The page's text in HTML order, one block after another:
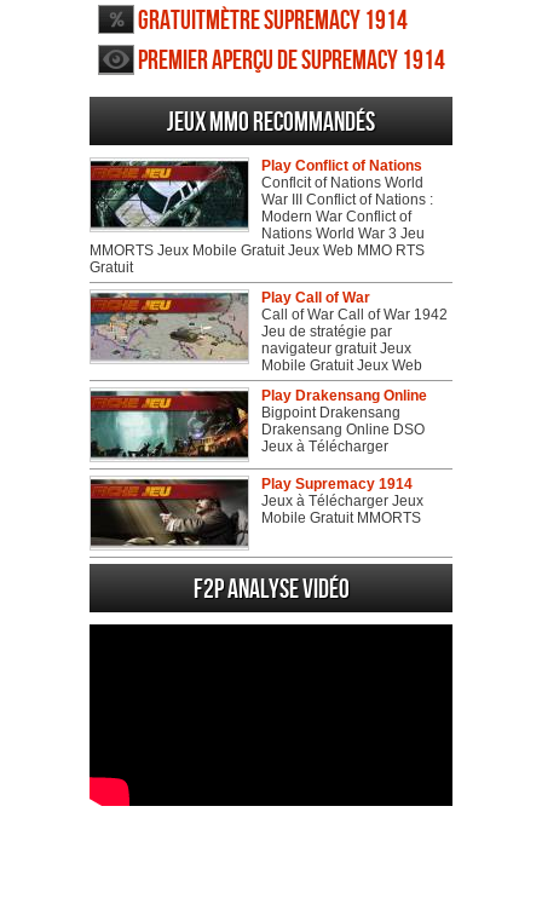
Gratuitmètre Supremacy 1914
Premier aperçu de Supremacy 1914
Jeux MMO recommandés
Play Conflict of Nations
Conflcit of Nations World
War III Conflict of Nations :
Modern War Conflict of
Nations World War 3 Jeu
MMORTS Jeux Mobile Gratuit Jeux Web MMO RTS
Gratuit
Play Call of War
Call of War Call of War 1942
Jeu de stratégie par
navigateur gratuit Jeux
Mobile Gratuit Jeux Web
Play Drakensang Online
Bigpoint Drakensang
Drakensang Online DSO
Jeux à Télécharger
Play Supremacy 1914
Jeux à Télécharger Jeux
Mobile Gratuit MMORTS
F2P Analyse vidéo